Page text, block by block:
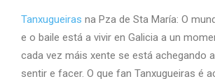
Tanxugueiras na Pza de Sta María: O
e o baile está a vivir en Galicia a un
cada vez máis xente se está achegando
sentir e facer. O que fan Tanxugueiras é